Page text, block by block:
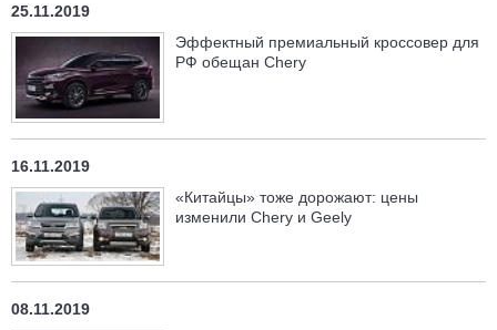
25.11.2019
Эффектный премиальный кроссовер для
РФ обещан Chery
16.11.2019
«Китайцы» тоже дорожают: цены
изменили Chery и Geely
08.11.2019